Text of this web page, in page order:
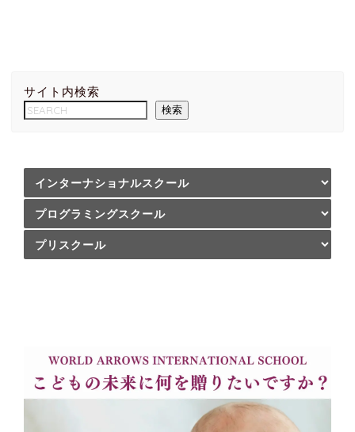
サイト内検索
検索